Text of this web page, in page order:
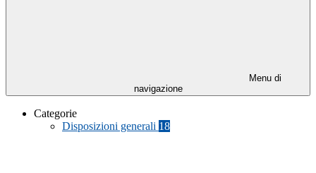
Menu di
navigazione
Categorie
Disposizioni generali 18